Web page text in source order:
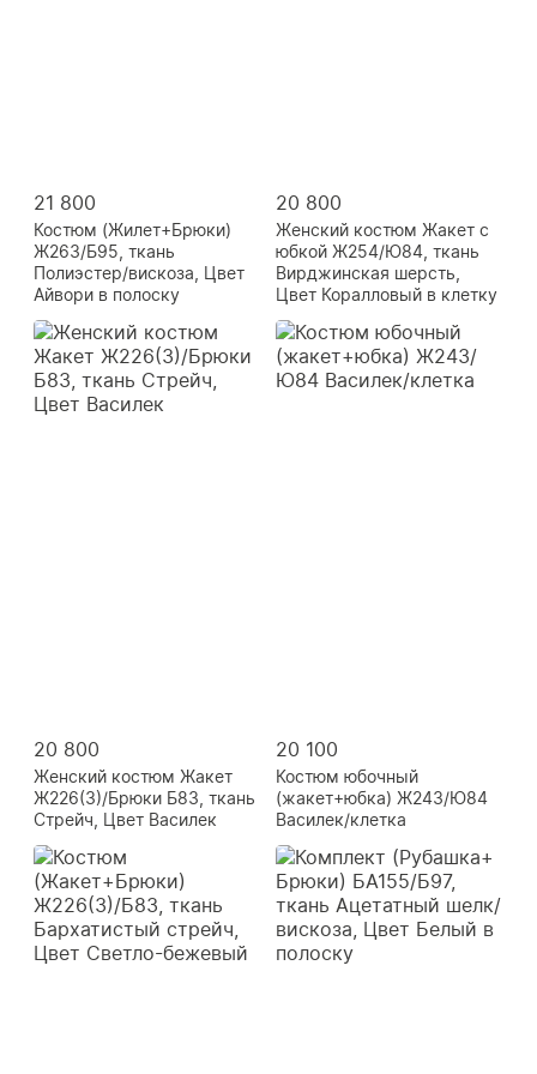
21 800
Костюм (Жилет+Брюки)
Ж263/Б95, ткань
Полиэстер/вискоза, Цвет
Айвори в полоску
20 800
Женский костюм Жакет с
юбкой Ж254/Ю84, ткань
Вирджинская шерсть,
Цвет Коралловый в клетку
20 800
Женский костюм Жакет
Ж226(3)/Брюки Б83, ткань
Стрейч, Цвет Василек
20 100
Костюм юбочный
(жакет+юбка) Ж243/Ю84
Василек/клетка